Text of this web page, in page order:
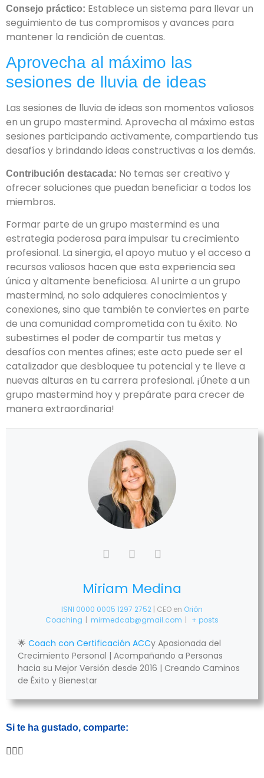
Consejo práctico: Establece un sistema para llevar un
seguimiento de tus compromisos y avances para
mantener la rendición de cuentas.
Aprovecha al máximo las
sesiones de lluvia de ideas
Las sesiones de lluvia de ideas son momentos valiosos
en un grupo mastermind. Aprovecha al máximo estas
sesiones participando activamente, compartiendo tus
desafíos y brindando ideas constructivas a los demás.
Contribución destacada: No temas ser creativo y
ofrecer soluciones que puedan beneficiar a todos los
miembros.
Formar parte de un grupo mastermind es una
estrategia poderosa para impulsar tu crecimiento
profesional. La sinergia, el apoyo mutuo y el acceso a
recursos valiosos hacen que esta experiencia sea
única y altamente beneficiosa. Al unirte a un grupo
mastermind, no solo adquieres conocimientos y
conexiones, sino que también te conviertes en parte
de una comunidad comprometida con tu éxito. No
subestimes el poder de compartir tus metas y
desafíos con mentes afines; este acto puede ser el
catalizador que desbloquee tu potencial y te lleve a
nuevas alturas en tu carrera profesional. ¡Únete a un
grupo mastermind hoy y prepárate para crecer de
manera extraordinaria!
Miriam Medina
ISNI 0000 0005 1297 2752 | CEO en Orión
Coaching | mirmedcab@gmail.com | + posts
🌟 Coach con Certificación ACCy Apasionada del
Crecimiento Personal | Acompañando a Personas
hacia su Mejor Versión desde 2016 | Creando Caminos
de Éxito y Bienestar
Si te ha gustado, comparte: